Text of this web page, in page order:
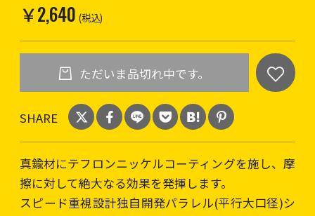
￥2,640 (税込)
ただいま品切れ中です。
SHARE
真鍮材にテフロンニッケルコーティングを施し、摩
擦に対して絶大なる効果を発揮します。
スピード重視設計独自開発パラレル(平行大口径)シ